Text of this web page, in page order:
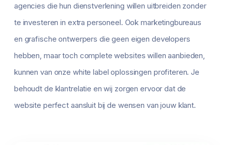
agencies die hun dienstverlening willen uitbreiden zonder
te investeren in extra personeel. Ook marketingbureaus
en grafische ontwerpers die geen eigen developers
hebben, maar toch complete websites willen aanbieden,
kunnen van onze white label oplossingen profiteren. Je
behoudt de klantrelatie en wij zorgen ervoor dat de
website perfect aansluit bij de wensen van jouw klant.